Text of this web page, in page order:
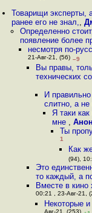
Товарищи эксперты,
ранее его не знал,,
Определенно
появление более
несмотря по-
21-Авг-21, (56) –9
Вы правы,
технических
И
слитно, а не
Я таки
мне ,
Ты
1
Как
(94),
Это
то каждый, а
Вместе в кино
00:21 , 23-Авг-21,
Некоторые